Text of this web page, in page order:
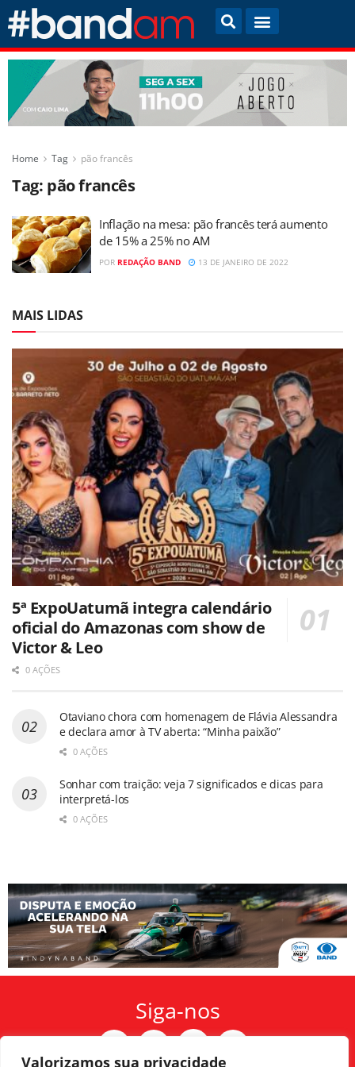
Valorizamos sua privacidade
Home Tag pão francês
Tag: pão francês
Inflação na mesa: pão francês terá aumento
de 15% a 25% no AM
POR REDAÇÃO BAND 13 DE JANEIRO DE 2022
MAIS LIDAS
5ª ExpoUatumã integra calendário
oficial do Amazonas com show de
Victor & Leo
0 AÇÕES
Otaviano chora com homenagem de Flávia Alessandra
e declara amor à TV aberta: “Minha paixão”
0 AÇÕES
Sonhar com traição: veja 7 significados e dicas para
interpretá-los
0 AÇÕES
Siga-nos